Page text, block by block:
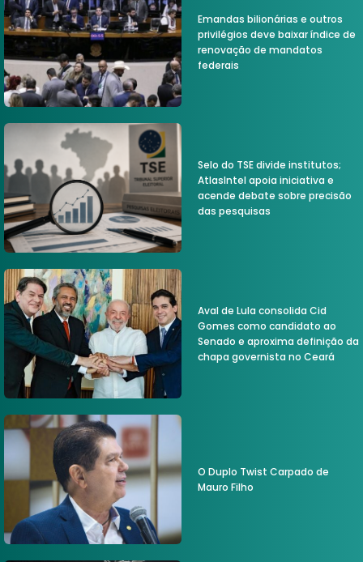
Emandas bilionárias e outros
privilégios deve baixar índice de
renovação de mandatos
federais
Selo do TSE divide institutos;
AtlasIntel apoia iniciativa e
acende debate sobre precisão
das pesquisas
Aval de Lula consolida Cid
Gomes como candidato ao
Senado e aproxima definição da
chapa governista no Ceará
O Duplo Twist Carpado de
Mauro Filho